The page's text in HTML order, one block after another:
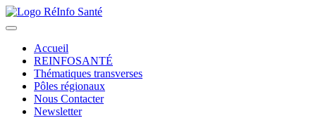
Accueil
REINFOSANTÉ
Thématiques transverses
Pôles régionaux
Nous Contacter
Newsletter